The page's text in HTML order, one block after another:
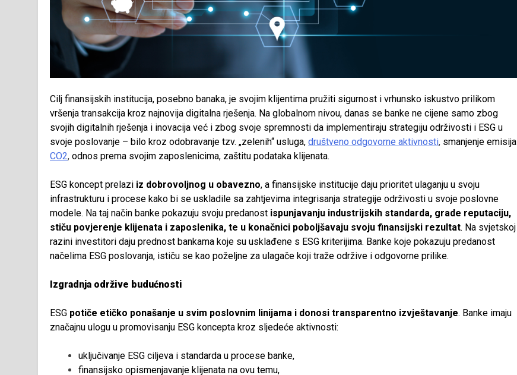
Cilj finansijskih institucija, posebno banaka, je svojim klijentima pružiti sigurnost i vrhunsko iskustvo prilikom
vršenja transakcija kroz najnovija digitalna rješenja. Na globalnom nivou, danas se banke ne cijene samo zbog
svojih digitalnih rješenja i inovacija već i zbog svoje spremnosti da implementiraju strategiju održivosti i ESG u
svoje poslovanje – bilo kroz odobravanje tzv. „zelenih“ usluga, društveno odgovorne aktivnosti, smanjenje emisija
CO2, odnos prema svojim zaposlenicima, zaštitu podataka klijenata.
ESG koncept prelazi iz dobrovoljnog u obavezno, a finansijske institucije daju prioritet ulaganju u svoju
infrastrukturu i procese kako bi se uskladile sa zahtjevima integrisanja strategije održivosti u svoje poslovne
modele. Na taj način banke pokazuju svoju predanost ispunjavanju industrijskih standarda, grade reputaciju,
stiču povjerenje klijenata i zaposlenika, te u konačnici poboljšavaju svoju finansijski rezultat. Na svjetskoj
razini investitori daju prednost bankama koje su usklađene s ESG kriterijima. Banke koje pokazuju predanost
načelima ESG poslovanja, ističu se kao poželjne za ulagače koji traže održive i odgovorne prilike.
Izgradnja održive budućnosti
ESG potiče etičko ponašanje u svim poslovnim linijama i donosi transparentno izvještavanje. Banke imaju
značajnu ulogu u promovisanju ESG koncepta kroz sljedeće aktivnosti:
uključivanje ESG ciljeva i standarda u procese banke,
finansijsko opismenjavanje klijenata na ovu temu,